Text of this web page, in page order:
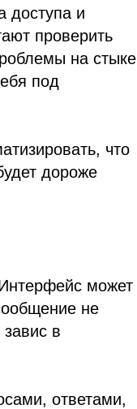
доступа и
проверить
на стыке
под
что
дороже
может
не
в
ответами,